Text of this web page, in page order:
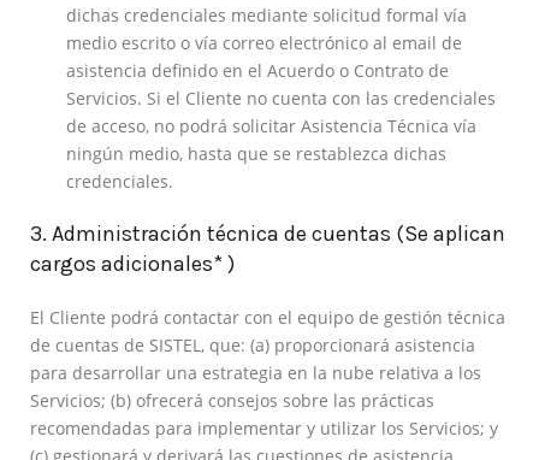
dichas credenciales mediante solicitud formal vía
medio escrito o vía correo electrónico al email de
asistencia definido en el Acuerdo o Contrato de
Servicios. Si el Cliente no cuenta con las credenciales
de acceso, no podrá solicitar Asistencia Técnica vía
ningún medio, hasta que se restablezca dichas
credenciales.
3. Administración técnica de cuentas (Se aplican
cargos adicionales* )
El Cliente podrá contactar con el equipo de gestión técnica
de cuentas de SISTEL, que: (a) proporcionará asistencia
para desarrollar una estrategia en la nube relativa a los
Servicios; (b) ofrecerá consejos sobre las prácticas
recomendadas para implementar y utilizar los Servicios; y